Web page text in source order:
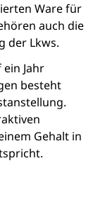
Ware für
auch die
der Lkws.
Jahr
besteht
Gehalt in